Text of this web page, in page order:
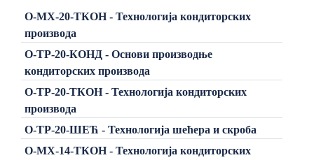
О-МХ-20-ТКОН - Технологија кондиторских
производа
О-ТР-20-КОНД - Основи производње
кондиторских производа
О-ТР-20-ТКОН - Технологија кондиторских
производа
О-ТР-20-ШЕЋ - Технологија шећера и скроба
О-МХ-14-ТКОН - Технологија кондиторских